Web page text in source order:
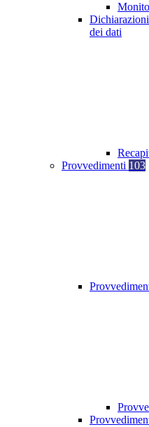
dei dati
Provvedimenti 103